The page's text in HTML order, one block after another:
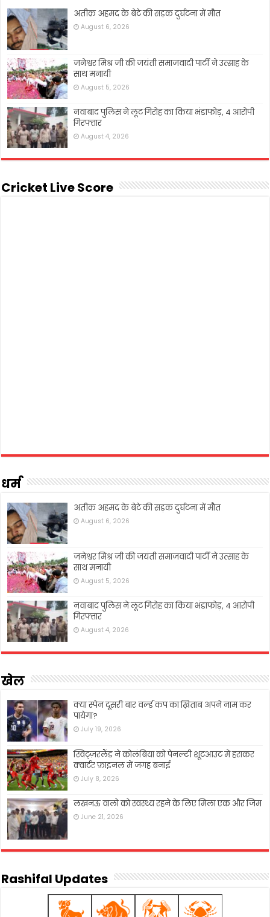
अतीक़ अहमद के बेटे की सड़क दुर्घटना में मौत
August 6, 2026
जनेश्वर मिश्र जी की जयंती समाजवादी पार्टी ने उत्साह के
साथ मनायी
August 5, 2026
नवाबाद पुलिस ने लूट गिरोह का किया भंडाफोड़, 4 आरोपी
गिरफ्तार
August 4, 2026
Cricket Live Score
धर्म
अतीक़ अहमद के बेटे की सड़क दुर्घटना में मौत
August 6, 2026
जनेश्वर मिश्र जी की जयंती समाजवादी पार्टी ने उत्साह के
साथ मनायी
August 5, 2026
नवाबाद पुलिस ने लूट गिरोह का किया भंडाफोड़, 4 आरोपी
गिरफ्तार
August 4, 2026
खेल
क्या स्पेन दूसरी बार वर्ल्ड कप का ख़िताब अपने नाम कर
पायेगा?
July 19, 2026
स्विट्ज़रलैंड ने कोलंबिया को पेनल्टी शूटआउट में हराकर
क्वार्टर फ़ाइनल में जगह बनाई
July 8, 2026
लखनऊ वालो को स्वस्थ्य रहने के लिए मिला एक और जिम
June 21, 2026
Rashifal Updates